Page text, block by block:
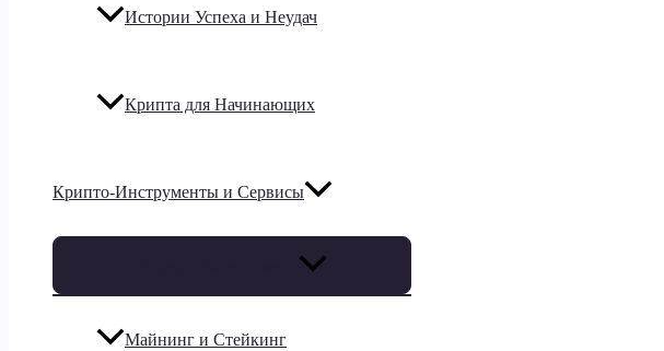
Истории Успеха и Неудач
Крипта для Начинающих
Крипто-Инструменты и Сервисы
Майнинг и Стейкинг